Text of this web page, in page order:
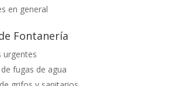
en general
Fontanería
urgentes
fugas de agua